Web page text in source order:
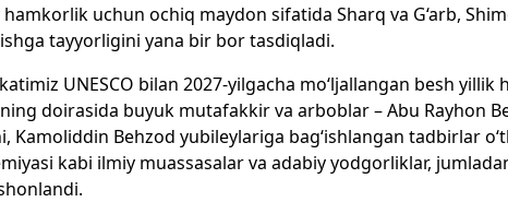
uchun ochiq maydon sifatida Sharq va G‘arb,
tayyorligini yana bir bor tasdiqladi.
UNESCO bilan 2027-yilgacha mo‘ljallangan besh
doirasida buyuk mutafakkir va arboblar – Abu Rayhon
Kamoliddin Behzod yubileylariga bag‘ishlangan tadbirlar
kabi ilmiy muassasalar va adabiy yodgorliklar,